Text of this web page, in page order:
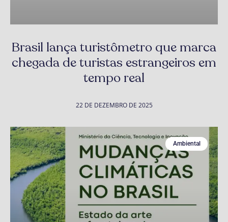
Brasil lança turistômetro que marca
chegada de turistas estrangeiros em
tempo real
22 DE DEZEMBRO DE 2025
Ambiental